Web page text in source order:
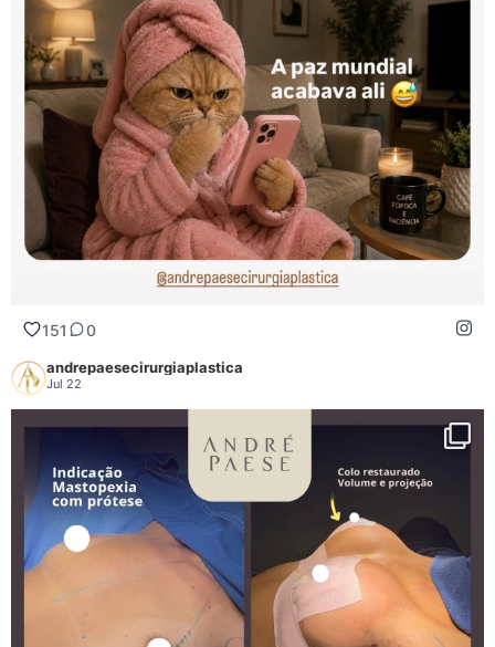
151 0
151 0
andrepaesecirurgiaplastica
Jul 22
A mastopexia com prótese é indicada para pacientes que apresentam flacidez
das mamas e desejam restaurar a sustentação, associando o reposicionamento
dos tecidos ao uso de implantes de silicone.
Além do aumento do volume, o procedimento pode proporcionar maior
projeção, melhor definição do colo, reposicionamento das aréolas e um
contorno mamário mais harmonioso, de acordo com as características
anatômicas de cada paciente.
A indicação cirúrgica é sempre individualizada. Fatores como o grau de flacidez,
a qualidade da pele, o volume mamário existente, a simetria entre as mamas e
os objetivos da paciente são avaliados durante a consulta para definir o
planejamento mais adequado.